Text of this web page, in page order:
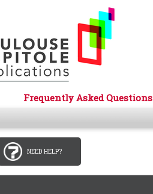
Frequently Asked Questions
NEED HELP?